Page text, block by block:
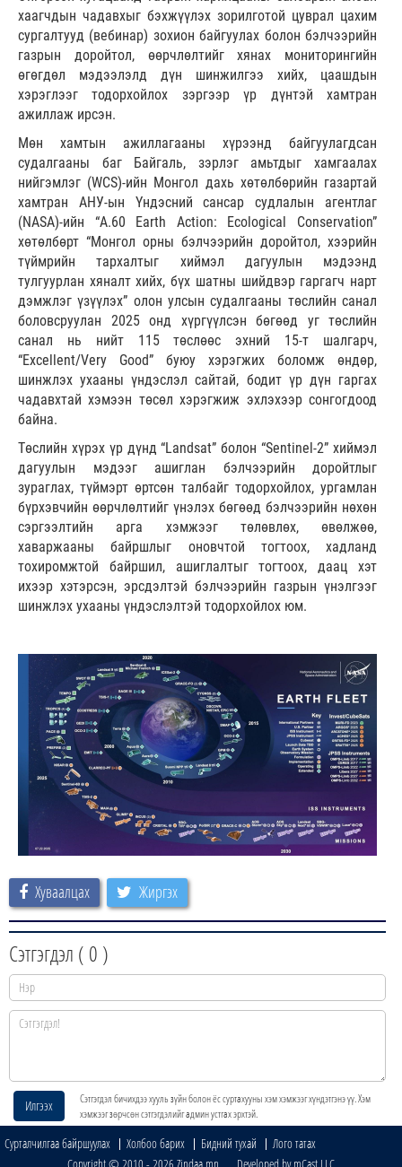
хаагчдын чадавхыг бэхжүүлэх зорилготой цуврал цахим
сургалтууд (вебинар) зохион байгуулах болон бэлчээрийн
газрын доройтол, өөрчлөлтийг хянах мониторингийн
өгөгдөл мэдээлэлд дүн шинжилгээ хийх, цаашдын
хэрэглээг тодорхойлох зэргээр үр дүнтэй хамтран
ажиллаж ирсэн.
Мөн хамтын ажиллагааны хүрээнд байгуулагдсан
судалгааны баг Байгаль, зэрлэг амьтдыг хамгаалах
нийгэмлэг (WCS)-ийн Монгол дахь хөтөлбөрийн газартай
хамтран АНУ-ын Үндэсний сансар судлалын агентлаг
(NASA)-ийн “A.60 Earth Action: Ecological Conservation”
хөтөлбөрт “Монгол орны бэлчээрийн доройтол, хээрийн
түймрийн тархалтыг хиймэл дагуулын мэдээнд
тулгуурлан хяналт хийх, бүх шатны шийдвэр гаргагч нарт
дэмжлэг үзүүлэх” олон улсын судалгааны төслийн санал
боловсруулан 2025 онд хүргүүлсэн бөгөөд уг төслийн
санал нь нийт 115 төслөөс эхний 15-т шалгарч,
“Excellent/Very Good” буюу хэрэгжих боломж өндөр,
шинжлэх ухааны үндэслэл сайтай, бодит үр дүн гаргах
чадавхтай хэмээн төсөл хэрэгжиж эхлэхээр сонгогдоод
байна.
Төслийн хүрэх үр дүнд “Landsat” болон “Sentinel-2” хиймэл
дагуулын мэдээг ашиглан бэлчээрийн доройтлыг
зураглах, түймэрт өртсөн талбайг тодорхойлох, ургамлан
бүрхэвчийн өөрчлөлтийг үнэлэх бөгөөд бэлчээрийн нөхөн
сэргээлтийн арга хэмжээг төлөвлөх, өвөлжөө,
хаваржааны байршлыг оновчтой тогтоох, хадланд
тохиромжтой байршил, ашиглалтыг тогтоох, даац хэт
ихээр хэтэрсэн, эрсдэлтэй бэлчээрийн газрын үнэлгээг
шинжлэх ухааны үндэслэлтэй тодорхойлох юм.
Хуваалцах Жиргэх
Сэтгэгдэл ( 0 )
Илгээх
Сэтгэгдэл бичихдээ хууль зүйн болон ёс суртахууны хэм хэмжээг хүндэтгэнэ үү. Хэм
хэмжээг зөрчсөн сэтгэгдэлийг админ устгах эрхтэй.
Сурталчилгаа байршуулах Холбоо барих Бидний тухай
Лого татах